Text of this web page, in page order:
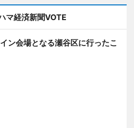
マ経済新聞VOTE
ン会場となる瀬谷区に行ったこ